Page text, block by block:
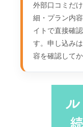
外部口コミだ
細・プラン内
イトで直接確
す。申し込み
容を確認して